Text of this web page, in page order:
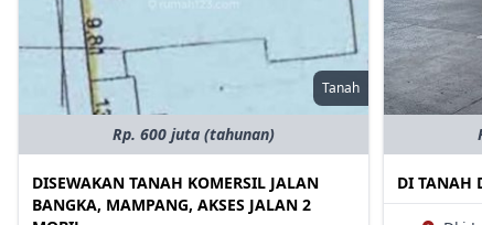
Tanah
Rp. 600 juta (tahunan)
DISEWAKAN TANAH KOMERSIL JALAN
BANGKA, MAMPANG, AKSES JALAN 2
DI TANAH